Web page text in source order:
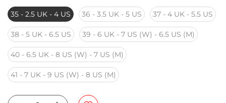
35 - 2.5 UK - 4 US 36 - 3.5 UK - 5 US 37 - 4 UK - 5.5 US
38 - 5 UK - 6.5 US 39 - 6 UK - 7 US (W) - 6.5 US (M)
40 - 6.5 UK - 8 US (W) - 7 US (M)
41 - 7 UK - 9 US (W) - 8 US (M)